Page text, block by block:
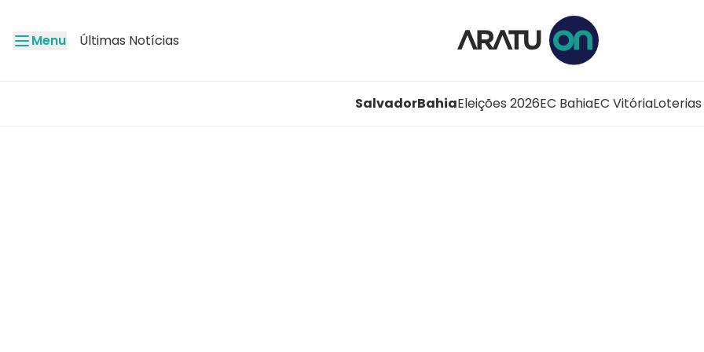
Menu Últimas Notícias
SalvadorBahiaEleições 2026EC BahiaEC VitóriaLoterias